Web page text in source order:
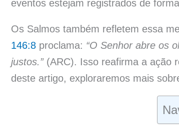
eventos estejam registrados de
Os Salmos também refletem essa
146:8 proclama: “O Senhor abre os
justos.”(ARC). Isso reafirma a ação
deste artigo, exploraremos mais